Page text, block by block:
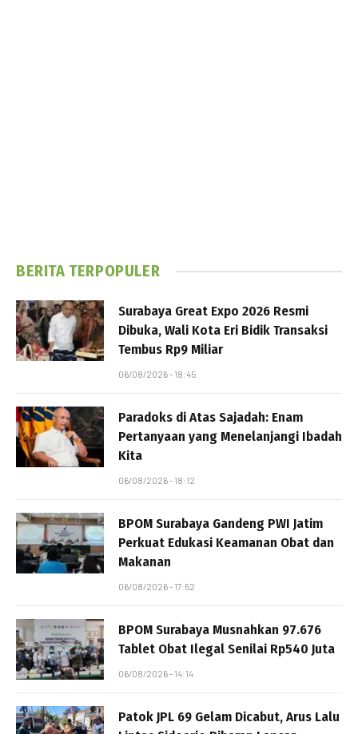
BERITA TERPOPULER
Surabaya Great Expo 2026 Resmi
Dibuka, Wali Kota Eri Bidik Transaksi
Tembus Rp9 Miliar
06/08/2026 - 18:45
Paradoks di Atas Sajadah: Enam
Pertanyaan yang Menelanjangi Ibadah
Kita
06/08/2026 - 18:12
BPOM Surabaya Gandeng PWI Jatim
Perkuat Edukasi Keamanan Obat dan
Makanan
06/08/2026 - 17:52
BPOM Surabaya Musnahkan 97.676
Tablet Obat Ilegal Senilai Rp540 Juta
06/08/2026 - 14:14
Patok JPL 69 Gelam Dicabut, Arus Lalu